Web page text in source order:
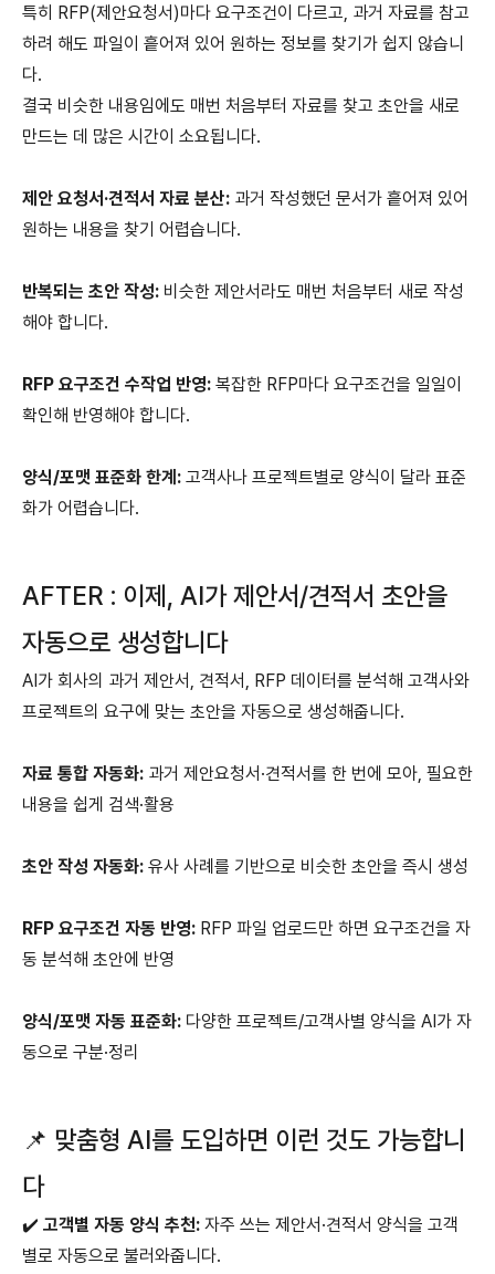
특히 RFP(제안요청서)마다 요구조건이 다르고, 과거 자료를 참고
하려 해도 파일이 흩어져 있어 원하는 정보를 찾기가 쉽지 않습니
다.
결국 비슷한 내용임에도 매번 처음부터 자료를 찾고 초안을 새로
만드는 데 많은 시간이 소요됩니다.
제안 요청서·견적서 자료 분산: 과거 작성했던 문서가 흩어져 있어
원하는 내용을 찾기 어렵습니다.
반복되는 초안 작성: 비슷한 제안서라도 매번 처음부터 새로 작성
해야 합니다.
RFP 요구조건 수작업 반영: 복잡한 RFP마다 요구조건을 일일이
확인해 반영해야 합니다.
양식/포맷 표준화 한계: 고객사나 프로젝트별로 양식이 달라 표준
화가 어렵습니다.
AFTER : 이제, AI가 제안서/견적서 초안을
자동으로 생성합니다
AI가 회사의 과거 제안서, 견적서, RFP 데이터를 분석해 고객사와
프로젝트의 요구에 맞는 초안을 자동으로 생성해줍니다.
자료 통합 자동화: 과거 제안요청서·견적서를 한 번에 모아, 필요한
내용을 쉽게 검색·활용
초안 작성 자동화: 유사 사례를 기반으로 비슷한 초안을 즉시 생성
RFP 요구조건 자동 반영: RFP 파일 업로드만 하면 요구조건을 자
동 분석해 초안에 반영
양식/포맷 자동 표준화: 다양한 프로젝트/고객사별 양식을 AI가 자
동으로 구분·정리
📌 맞춤형 AI를 도입하면 이런 것도 가능합니
다
✔️ 고객별 자동 양식 추천: 자주 쓰는 제안서·견적서 양식을 고객
별로 자동으로 불러와줍니다.